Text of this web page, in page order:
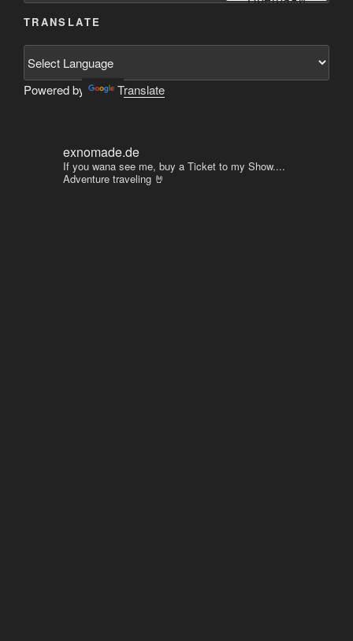
TRANSLATE
Powered by Translate
exnomade.de
If you wana see me, buy a Ticket to my Show....
Adventure traveling 🤘